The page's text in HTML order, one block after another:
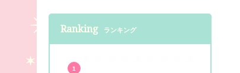
Ranking ランキング
1